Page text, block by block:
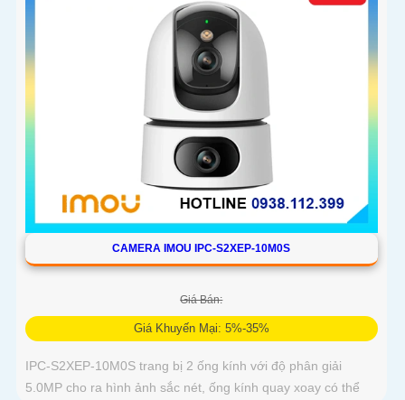
CAMERA IMOU IPC-S2XEP-10M0S
Giá Bán:
Giá Khuyến Mại: 5%-35%
IPC-S2XEP-10M0S trang bị 2 ống kính với độ phân giải
5.0MP cho ra hình ảnh sắc nét, ống kính quay xoay có thể